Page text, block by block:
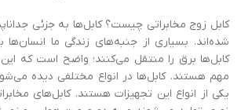
کابل زوج مخابراتی چیست؟ کابل‌ها به جزئی
شده‌اند. بسیاری از جنبه‌های زندگی ما
کابل‌ها برق را منتقل می‌کنند؛ واضح است که این
مهم هستند. کابل‌ها در انواع مختلفی دیده
یکی از انواع این تجهیزات هستند. کابل‌های